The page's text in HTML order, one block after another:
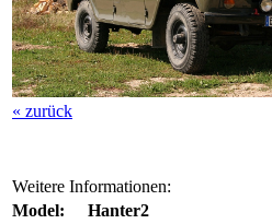
« zurück
Weitere Informationen:
Model:
Hanter2